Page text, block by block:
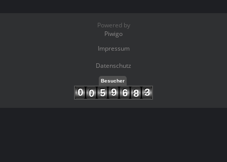
Powered by
Piwigo
Impressum
Datenschutz
Besucher
0 0 5 9 6 8 3